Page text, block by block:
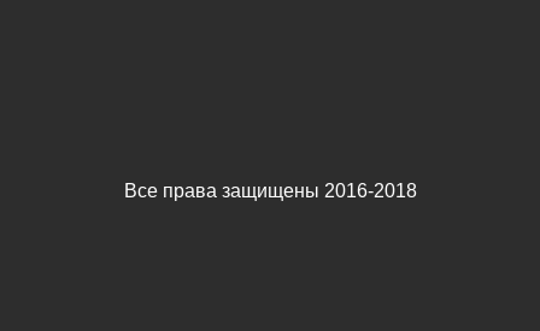
Все права защищены 2016-2018